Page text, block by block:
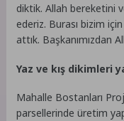
diktik. Allah bereketini
ederiz. Burası bizim
attık. Başkanımızdan
Yaz ve kış dikimleri
Mahalle Bostanları
parsellerinde üretim